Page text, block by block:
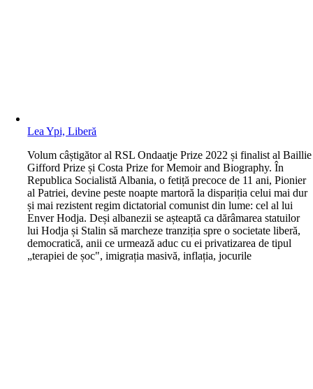
Lea Ypi, Liberă
Volum câștigător al RSL Ondaatje Prize 2022 și finalist al Baillie
Gifford Prize și Costa Prize for Memoir and Biography. În
Republica Socialistă Albania, o fetiță precoce de 11 ani, Pionier
al Patriei, devine peste noapte martoră la dispariția celui mai dur
și mai rezistent regim dictatorial comunist din lume: cel al lui
Enver Hodja. Deși albanezii se așteaptă ca dărâmarea statuilor
lui Hodja și Stalin să marcheze tranziția spre o societate liberă,
democratică, anii ce urmează aduc cu ei privatizarea de tipul
„terapiei de șoc", imigrația masivă, inflația, jocurile